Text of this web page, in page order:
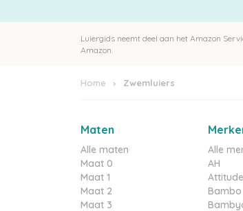
Luiergids neemt deel aan het Amazon
Amazon.
Home Zwemluiers
Maten
Alle maten
Maat 0
Maat 1
Maat 2
Maat 3
Alle
AH
Attitude
Bambo